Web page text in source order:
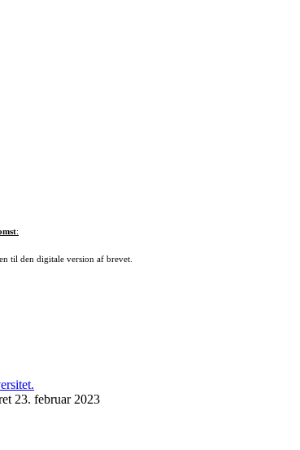
:
til den digitale version af brevet.
23. februar 2023